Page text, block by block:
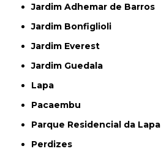
Jardim Adhemar de Barros
Jardim Bonfiglioli
Jardim Everest
Jardim Guedala
Lapa
Pacaembu
Parque Residencial da Lapa
Perdizes